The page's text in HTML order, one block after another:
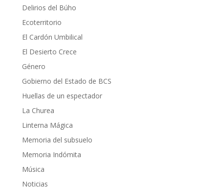
Delirios del Búho
Ecoterritorio
El Cardón Umbilical
El Desierto Crece
Género
Gobierno del Estado de BCS
Huellas de un espectador
La Churea
Linterna Mágica
Memoria del subsuelo
Memoria Indómita
Música
Noticias